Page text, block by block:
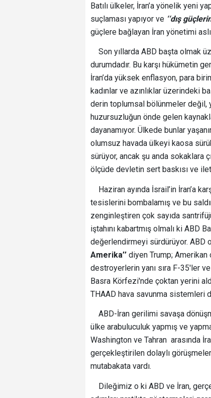
Batılı ülkeler, İran’a yönelik yeni
suçlaması yapıyor ve ‘‘dış
güçlere bağlayan İran yönetimi
Son yıllarda ABD başta olmak
durumdadır. Bu karşı hükümetin
İran’da yüksek enflasyon, para
kadınlar ve azınlıklar üzerindeki
derin toplumsal bölünmeler değil,
huzursuzluğun önde gelen
dayanamıyor. Ülkede bunlar
olumsuz havada ülkeyi kaosa
sürüyor, ancak şu anda
ölçüde devletin sert baskısı ve
Haziran ayında İsrail’in İran’a
tesislerini bombalamış ve bu
zenginleştiren çok sayıda
iştahını kabartmış olmalı ki ABD
değerlendirmeyi sürdürüyor. ABD
Amerika’’diyen Trump; Amerikan
destroyerlerin yanı sıra F-35'ler
Basra Körfezi'nde çoktan yerini
THAAD hava savunma sistemleri
ABD-İran gerilimi savaşa
ülke arabuluculuk yapmış ve
Washington ve Tahran arasında
gerçekleştirilen dolaylı
mutabakata vardı.
Dileğimiz o ki ABD ve İran,